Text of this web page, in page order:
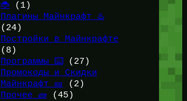
🐞(1)
Плагины Майнкрафт ♨️
(24)
Постройки в Майнкрафте
(8)
Программы ⌨️(27)
Промокоды и Скидки
Майнкрафт 🎫
(2)
Прочее 🧱 (45)